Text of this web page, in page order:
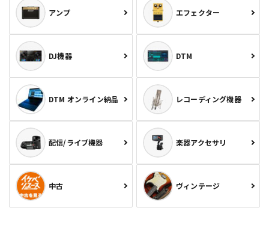
アンプ エフェクター
DJ機器 DTM
DTM オンライン納品 レコーディング機器
配信/ライブ機器 楽器アクセサリ
中古 ヴィンテージ